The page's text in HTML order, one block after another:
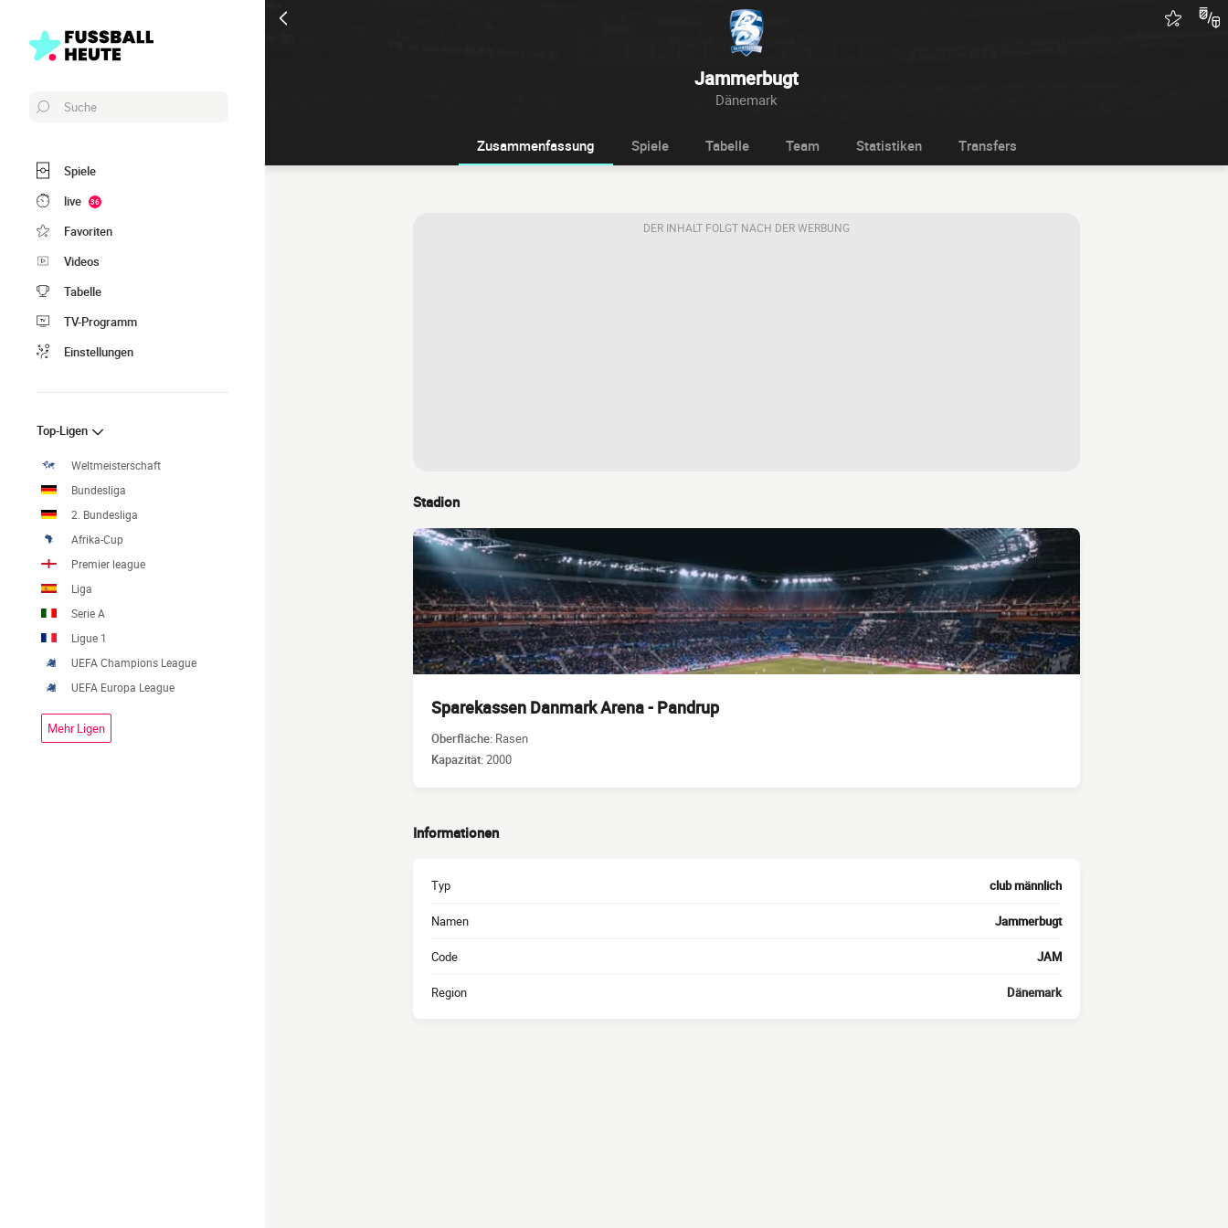
Jammerbugt
Dänemark
Suche
Spiele
live
36
Favoriten
Videos
Tabelle
TV-Programm
Einstellungen
Top-Ligen
Weltmeisterschaft
Bundesliga
2. Bundesliga
Afrika-Cup
Premier league
Liga
Serie A
Ligue 1
UEFA Champions League
UEFA Europa League
Mehr Ligen
Zusammenfassung Spiele Tabelle Team Statistiken Transfers
DER INHALT FOLGT NACH DER WERBUNG
Stadion
Sparekassen Danmark Arena - Pandrup
Oberfläche: Rasen
Kapazität:2000
Informationen
Typ club männlich
Namen Jammerbugt
Code JAM
Region Dänemark